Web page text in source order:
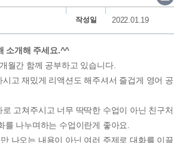
작성일 2022.01.19
소개해 주세요.^^
월간 함께 공부하고 있습니다.
고 재밌게 리액션도 해주셔서 즐겁게 영어 공
고쳐주시고 너무 딱딱한 수업이 아닌 친구처
를 나누며하는 수업이란게 좋아요.
나오는 내용이 아닌 여러 주제로 대화를 이끌